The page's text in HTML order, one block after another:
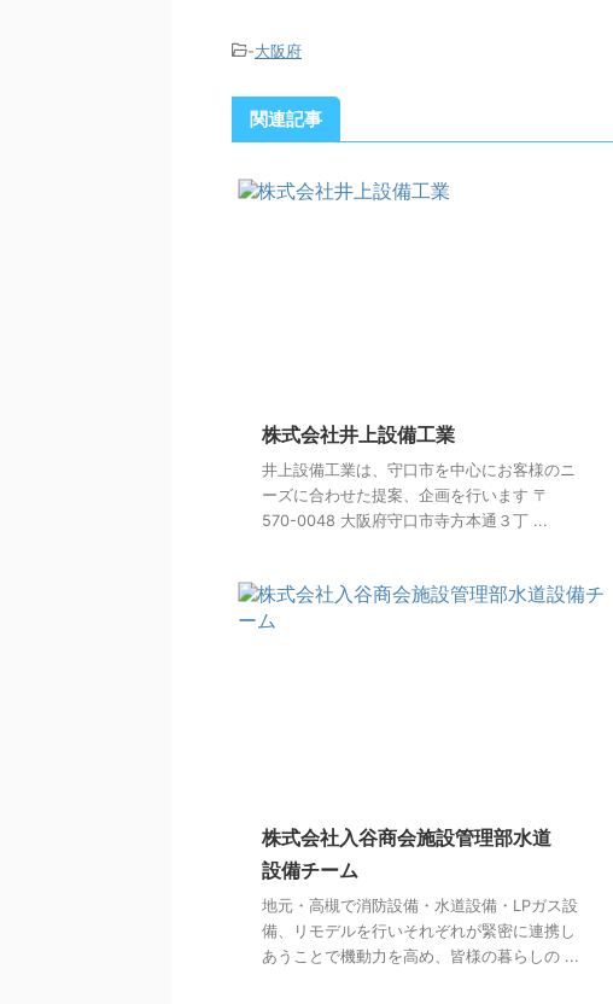
-大阪府
関連記事
株式会社井上設備工業
井上設備工業は、守口市を中心にお客様のニ
ーズに合わせた提案、企画を行います 〒
570-0048 大阪府守口市寺方本通３丁 ...
株式会社入谷商会施設管理部水道
設備チーム
地元・高槻で消防設備・水道設備・LPガス設
備、リモデルを行いそれぞれが緊密に連携し
あうことで機動力を高め、皆様の暮らしの ...